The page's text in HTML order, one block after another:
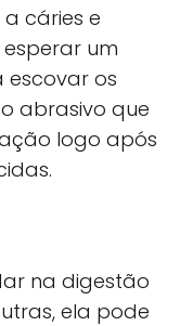
cáries e
um
os
abrasivo que
logo após
na digestão
ela pode